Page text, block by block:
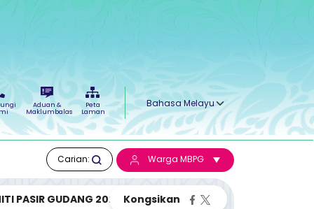
Aduan &
Maklumbalas
Peta
Laman
Select your language
Carian: Warga MBPG
PASIR GUDANG 2022